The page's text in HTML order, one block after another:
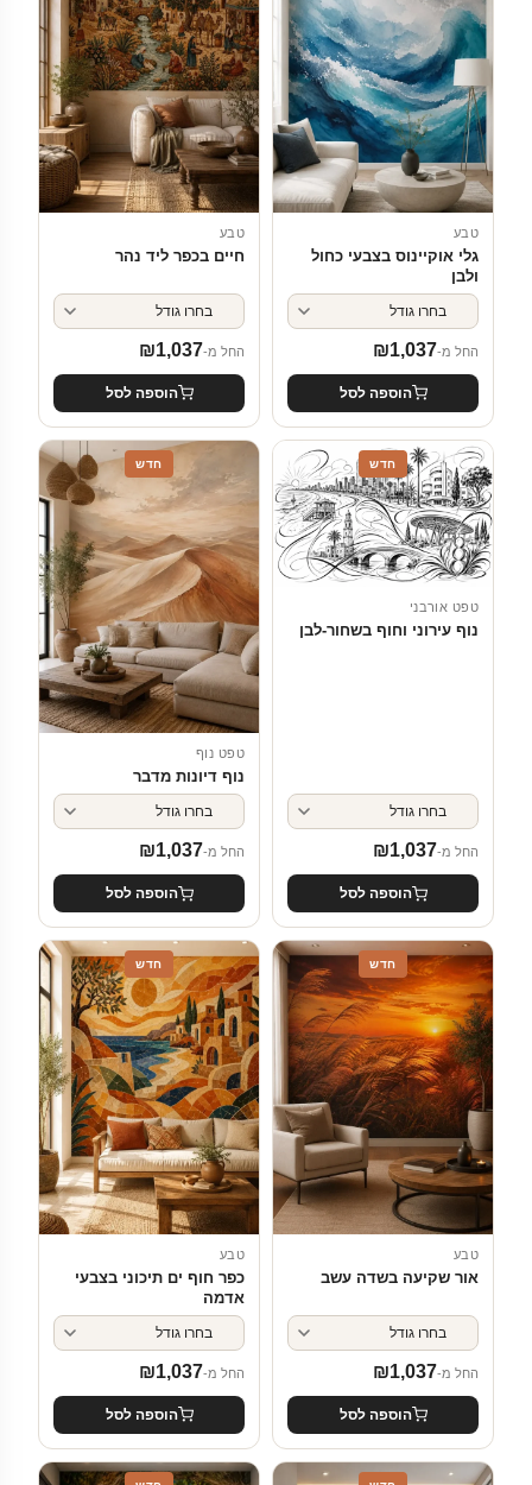
טבע
גלי אוקיינוס בצבעי כחול
ולבן
החל מ- ₪1,037
הוספה לסל
טבע
חיים בכפר ליד נהר
החל מ- ₪1,037
הוספה לסל
חדש
טפט אורבני
נוף עירוני וחוף בשחור-לבן
החל מ- ₪1,037
הוספה לסל
חדש
טפט נוף
נוף דיונות מדבר
החל מ- ₪1,037
הוספה לסל
חדש
טבע
אור שקיעה בשדה עשב
החל מ- ₪1,037
הוספה לסל
חדש
טבע
כפר חוף ים תיכוני בצבעי
אדמה
החל מ- ₪1,037
הוספה לסל